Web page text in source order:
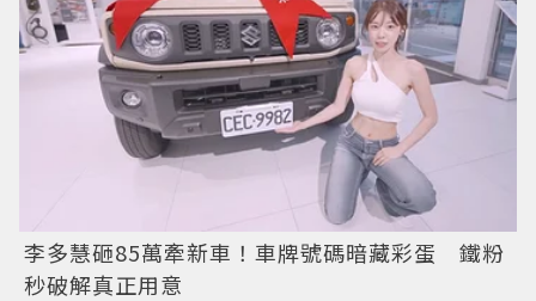
李多慧砸85萬牽新車！車牌號碼暗藏彩蛋 鐵粉
秒破解真正用意